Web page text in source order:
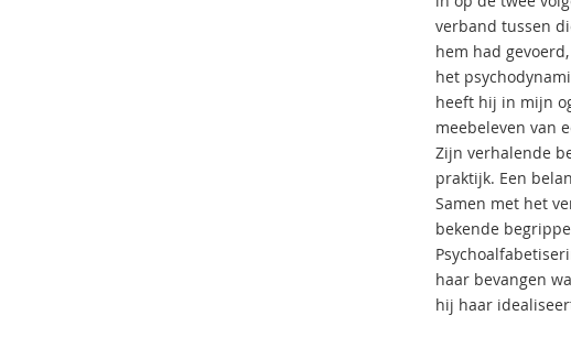
verband tussen
hem had
het
heeft hij in mijn
meebeleven van
Zijn verhalende
praktijk. Een
Samen met het
bekende
haar bevangen
hij haar